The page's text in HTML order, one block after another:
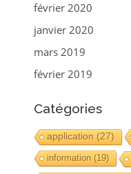
février 2020
janvier 2020
mars 2019
février 2019
Catégories
application(27)
information(19)